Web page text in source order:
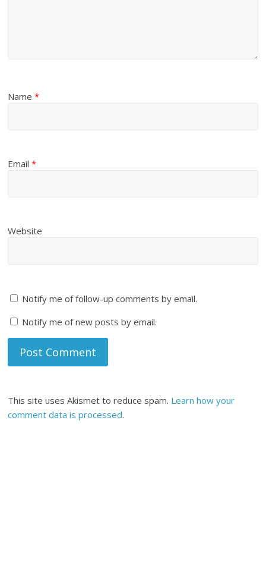
Name*
Email*
Website
Notify me of follow-up comments by email.
Notify me of new posts by email.
This site uses Akismet to reduce spam. Learn how your
comment data is processed.